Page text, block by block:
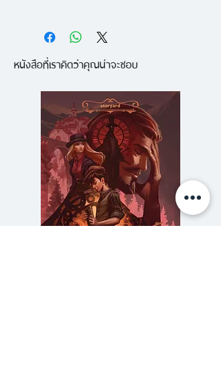
พิเศษในรั้วมหาวิทยาลัยของ คันฉัตร
รังษีกาญจน์ส่อง ที่สะบัดคราบนัก
วิจารณ์ทิ้งมาถ่ายทอดเรื่องราวการ
ตรวจการบ้านสุดสิ้นหวัง การออก
ข้อสอบสุดโหด และวีรกรรมสติหลุด
ของเหล่านักศึกษาผู้น่ารัก ทั้งการมา
สาย ลอกการบ้าน การเป็นเด็กหลัง
ห้อง หรือแม้กระทั่งการรายงานหน้า
หนังสือที่เราคิดว่าคุณน่าจะชอบ